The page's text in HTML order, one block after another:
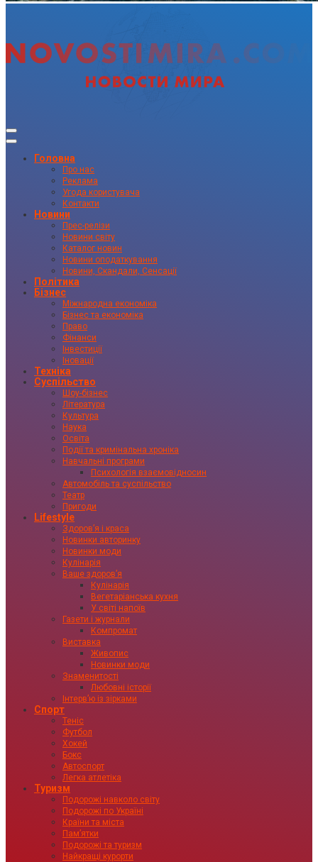
Головна
Про нас
Реклама
Угода користувача
Контакти
Новини
Прес-релізи
Новини світу
Каталог новин
Новини оподаткування
Новини, Скандали, Сенсації
Політика
Бізнес
Міжнародна економіка
Бізнес та економіка
Право
Фінанси
Інвестиції
Іновації
Техніка
Суспільство
Шоу-бізнес
Література
Культура
Наука
Освіта
Події та кримінальна хроніка
Навчальні програми
Психологія взаємовідносин
Автомобіль та суспільство
Театр
Пригоди
Lifestyle
Здоровʼя і краса
Новинки авторинку
Новинки моди
Кулінарія
Ваше здоровʼя
Кулінарія
Вегетаріанська кухня
У світі напоїв
Газети і журнали
Компромат
Виставка
Живопис
Новинки моди
Знаменитості
Любовні історії
Інтервʼю із зірками
Спорт
Теніс
Футбол
Хокей
Бокс
Автоспорт
Легка атлетіка
Туризм
Подорожі навколо світу
Подорожі по Україні
Країни та міста
Пам’ятки
Подорожі та туризм
Найкращі курорти